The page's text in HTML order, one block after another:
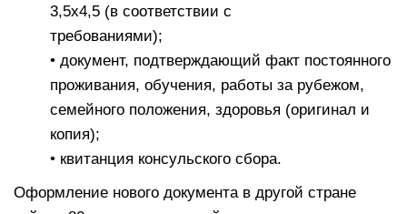
3,5х4,5 (в соответствии с
требованиями);
• документ, подтверждающий факт постоянного
проживания, обучения, работы за рубежом,
семейного положения, здоровья (оригинал и
копия);
• квитанция консульского сбора.
Оформление нового документа в другой стране